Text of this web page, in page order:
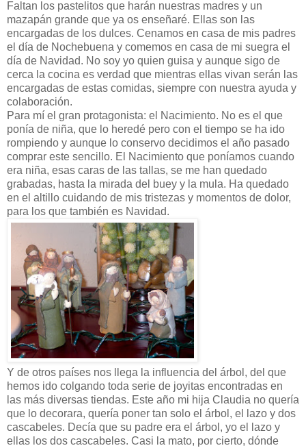
Faltan los pastelitos que harán nuestras madres y un
mazapán grande que ya os enseñaré. Ellas son las
encargadas de los dulces. Cenamos en casa de mis padres
el día de Nochebuena y comemos en casa de mi suegra el
día de Navidad. No soy yo quien guisa y aunque sigo de
cerca la cocina es verdad que mientras ellas vivan serán las
encargadas de estas comidas, siempre con nuestra ayuda y
colaboración.
Para mí el gran protagonista: el Nacimiento. No es el que
ponía de niña, que lo heredé pero con el tiempo se ha ido
rompiendo y aunque lo conservo decidimos el año pasado
comprar este sencillo. El Nacimiento que poníamos cuando
era niña, esas caras de las tallas, se me han quedado
grabadas, hasta la mirada del buey y la mula. Ha quedado
en el altillo cuidando de mis tristezas y momentos de dolor,
para los que también es Navidad.
Y de otros países nos llega la influencia del árbol, del que
hemos ido colgando toda serie de joyitas encontradas en
las más diversas tiendas. Este año mi hija Claudia no quería
que lo decorara, quería poner tan solo el árbol, el lazo y dos
cascabeles. Decía que su padre era el árbol, yo el lazo y
ellas los dos cascabeles. Casi la mato, por cierto, dónde